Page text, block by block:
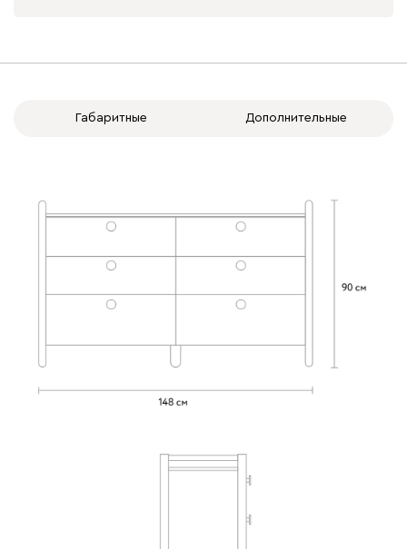
Габаритные Дополнительные